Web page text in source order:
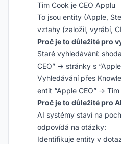
Tim Cook je CEO Applu
To jsou entity (Apple,
vztahy (založil, vyrábí,
Proč je to důležité pro
Staré vyhledávání:
CEO” → stránky s
Vyhledávání přes
entit “Apple CEO” →
Proč je to důležité pro
AI systémy staví na
odpovídá na otázky:
Identifikuje entity v